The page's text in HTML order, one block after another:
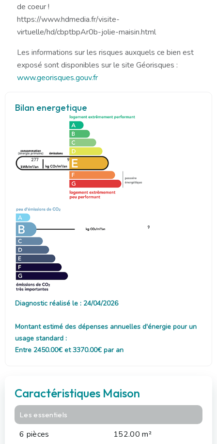
de coeur !
https://www.hdmedia.fr/visite-
virtuelle/hd/cbptbpAr0b-jolie-maisin.html
Les informations sur les risques auxquels ce bien est
exposé sont disponibles sur le site Géorisques :
www.georisques.gouv.fr
Bilan energetique
277 9
9
Diagnostic réalisé le : 24/04/2026
Montant estimé des dépenses annuelles d'énergie pour un
usage standard :
Entre 2450.00€ et 3370.00€ par an
Caractéristiques Maison
Les essentiels
6 pièces
152.00 m²